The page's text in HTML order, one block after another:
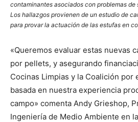
contaminantes asociados con problemas
Los hallazgos provienen de un estudio de
para provar la actuación de las estufas en
«Queremos evaluar estas nuevas
por pellets, y asegurando
Cocinas Limpias y la Coalición por
basada en nuestra experiencia
campo» comenta Andy Grieshop,
Ingeniería de Medio Ambiente en